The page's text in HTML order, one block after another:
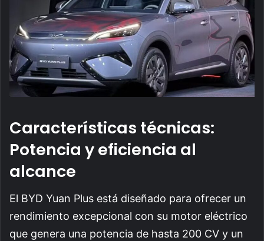
Características técnicas:
Potencia y eficiencia al
alcance
El BYD Yuan Plus está diseñado para ofrecer un
rendimiento excepcional con su motor eléctrico
que genera una potencia de hasta 200 CV y un